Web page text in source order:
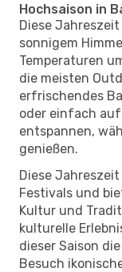
Hochsaison in
Diese
sonnigem
Temperaturen
die meisten
erfrischendes
oder einfach auf
entspannen,
genießen.
Diese
Festivals und
Kultur und
kulturelle
dieser Saison
Besuch